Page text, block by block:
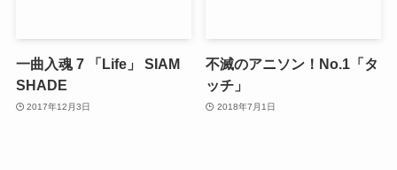
一曲入魂 7 「Life」 SIAM
SHADE
2017年12月3日
不滅のアニソン！No.1「タ
ッチ」
2018年7月1日